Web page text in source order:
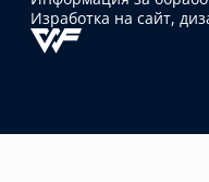
Изработка на сайт,